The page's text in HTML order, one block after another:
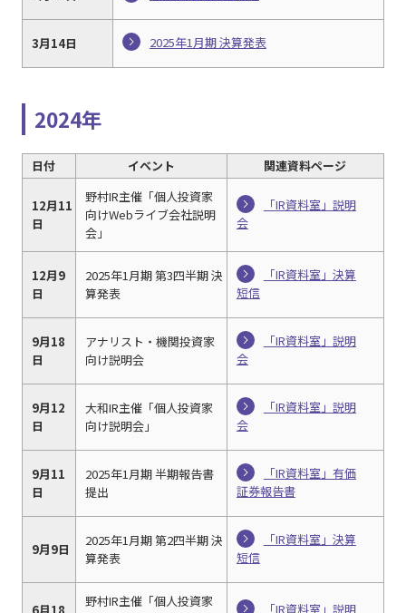
3月14日 2025年1月期 決算発表
2024年
日付 イベント 関連資料ページ
12月11
日
野村IR主催「個人投資家
向けWebライブ会社説明
会」
「IR資料室」説明
会
12月9
日
2025年1月期 第3四半期 決
算発表
「IR資料室」決算
短信
9月18
日
アナリスト・機関投資家
向け説明会
「IR資料室」説明
会
9月12
日
大和IR主催「個人投資家
向け説明会」
「IR資料室」説明
会
9月11
日
2025年1月期 半期報告書
提出
「IR資料室」有価
証券報告書
9月9日
2025年1月期 第2四半期 決
算発表
「IR資料室」決算
短信
野村IR主催「個人投資家
「IR資料室」説明